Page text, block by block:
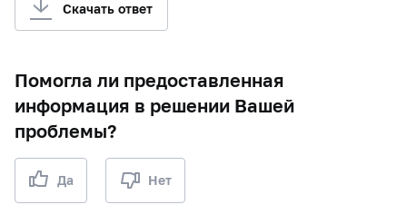
Скачать ответ
Помогла ли предоставленная
информация в решении Вашей
проблемы?
Да Нет